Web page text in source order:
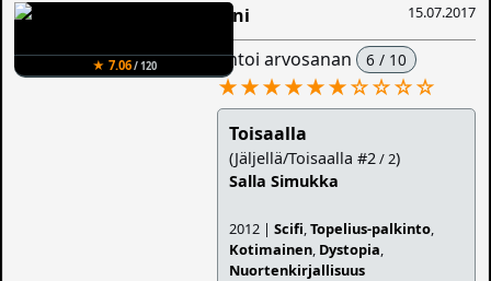
★ 7.06/ 120
15.07.2017
Sini
antoi arvosanan 6 / 10
★★★★★★☆☆☆☆
Toisaalla
(Jäljellä/Toisaalla #2 / 2)
Salla Simukka
2012 |Scifi,Topelius-palkinto,
Kotimainen, Dystopia,
Nuortenkirjallisuus